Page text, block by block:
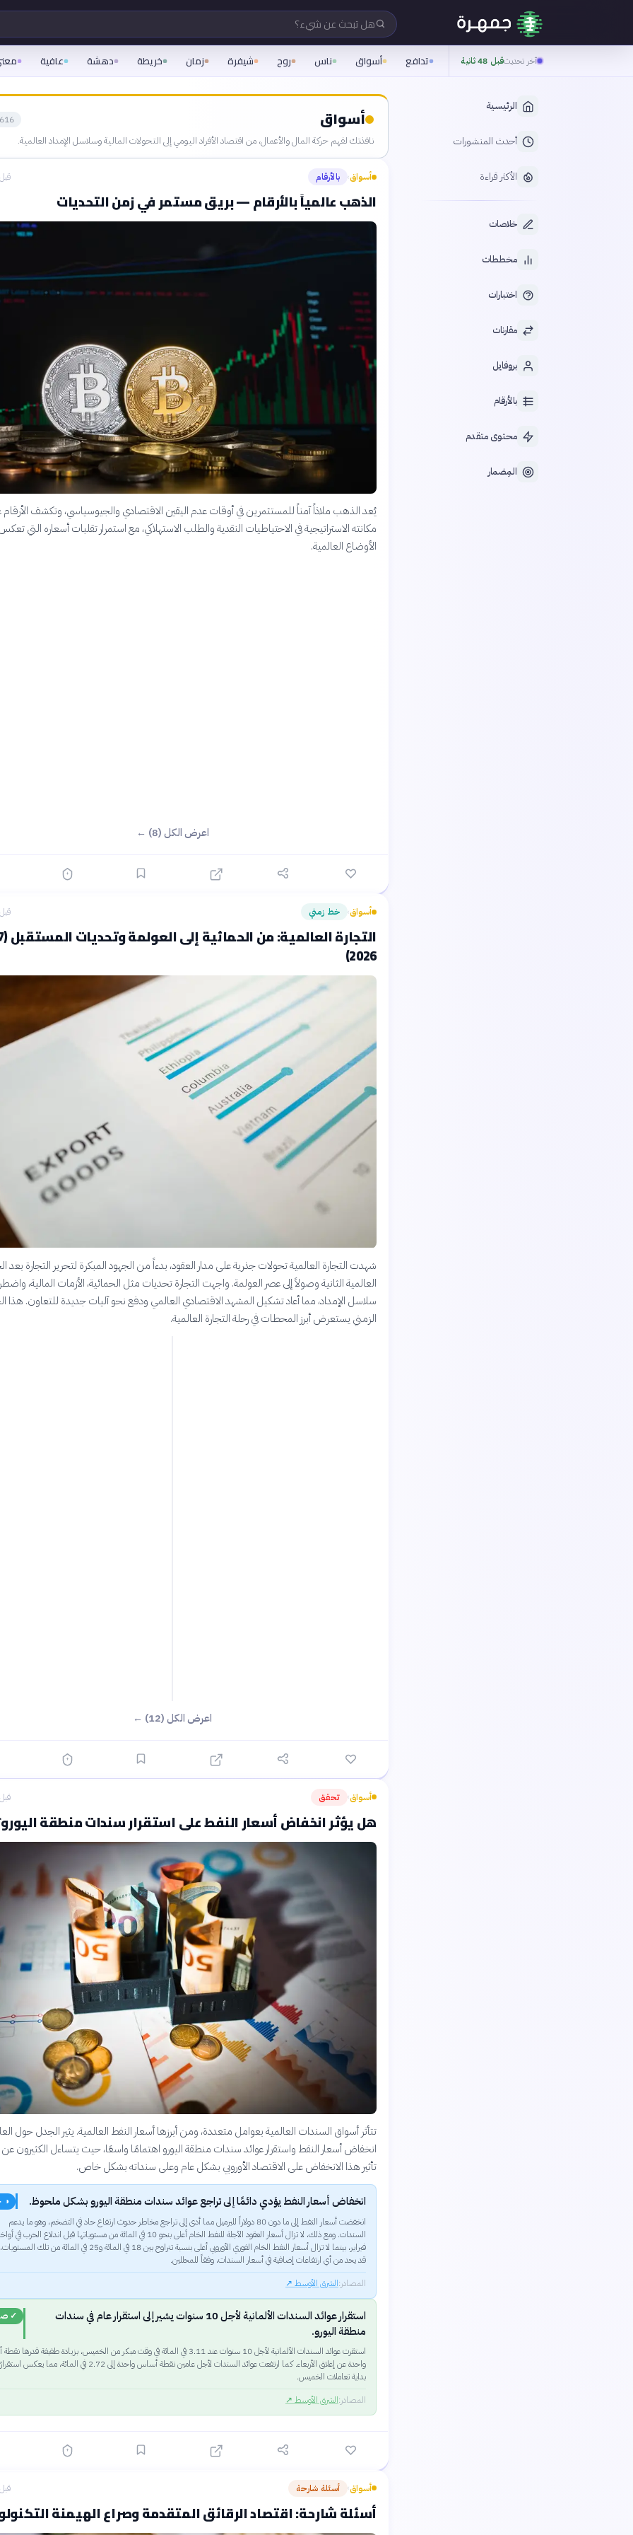
هل تبحث عن شيء؟
آخر تحديثقبل 48 ثانية تدافع أسواق ناس روح شيفرة زمان خريطة دهشة عافية
الرئيسية
أحدث المنشورات
الأكثر قراءة
خلاصات
مخططات
اختبارات
مقارنات
بروفايل
بالأرقام
محتوى متقدم
المِضمار
أسواق
616
نافذتك لفهم حركة المال والأعمال، من اقتصاد الأفراد اليومي إلى التحولات المالية وسلاسل الإمداد العالمية.
أسواق› بالأرقام قبل 3
الذهب عالمياً بالأرقام — بريق مستمر في زمن التحديات
يُعد الذهب ملاذاً آمناً للمستثمرين في أوقات عدم اليقين الاقتصادي والجيوسياسي، وتكشف
مكانته الاستراتيجية في الاحتياطيات النقدية والطلب الاستهلاكي، مع استمرار تقلبات أسعاره التي
الأوضاع العالمية.
اعرض الكل (8) ←
أسواق› خط زمني قبل 3
2026)
شهدت التجارة العالمية تحولات جذرية على مدار العقود، بدءاً من الجهود المبكرة لتحرير التجارة بعد
العالمية الثانية وصولاً إلى عصر العولمة. واجهت التجارة تحديات مثل الحمائية، الأزمات المالية،
سلاسل الإمداد، مما أعاد تشكيل المشهد الاقتصادي العالمي ودفع نحو آليات جديدة للتعاون. هذا
الزمني يستعرض أبرز المحطات في رحلة التجارة العالمية.
اعرض الكل (12) ←
أسواق› تحقق قبل 6
هل يؤثر انخفاض أسعار النفط على استقرار سندات منطقة
تتأثر أسواق السندات العالمية بعوامل متعددة، ومن أبرزها أسعار النفط العالمية. يثير الجدل حول
انخفاض أسعار النفط واستقرار عوائد سندات منطقة اليورو اهتمامًا واسعًا، حيث يتساءل الكثيرون
تأثير هذا الانخفاض على الاقتصاد الأوروبي بشكل عام وعلى سنداته بشكل خاص.
انخفاض أسعار النفط يؤدي دائمًا إلى تراجع عوائد سندات منطقة اليورو بشكل ملحوظ.
◑
انخفضت أسعار النفط إلى ما دون 80 دولاراً للبرميل مما أدى إلى تراجع مخاطر حدوث ارتفاع حاد في التضخم، وهو ما يدعم
السندات. ومع ذلك، لا تزال أسعار العقود الآجلة للنفط الخام أعلى بنحو 10 في المائة من مستوياتها قبل اندلاع الحرب في
فبراير، بينما لا تزال أسعار النفط الخام الفوري الأوروبي أعلى بنسبة تتراوح بين 18 في المائة و25 في المائة
قد يحد من أي ارتفاعات إضافية في أسعار السندات، وفقاً للمحللين.
المصادر:الشرق الأوسط ↗
استقرار عوائد السندات الألمانية لأجل 10 سنوات يشير إلى استقرار عام في سندات
منطقة اليورو.
✓
استقرت عوائد السندات الألمانية لأجل 10 سنوات عند 3.11 في المائة في وقت مبكر من الخميس، بزيادة طفيفة
واحدة عن إغلاق الأربعاء. كما ارتفعت عوائد السندات لأجل عامين نقطة أساس واحدة إلى 2.72 في المائة، مما
بداية تعاملات الخميس.
المصادر:الشرق الأوسط ↗
أسواق› أسئلة شارحة قبل 9
أسئلة شارحة: اقتصاد الرقائق المتقدمة وصراع الهيمنة